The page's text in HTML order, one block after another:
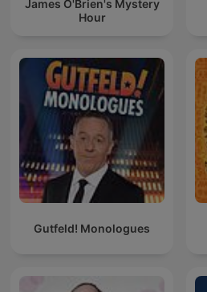
James O'Brien's Mystery
Hour
Gutfeld! Monologues